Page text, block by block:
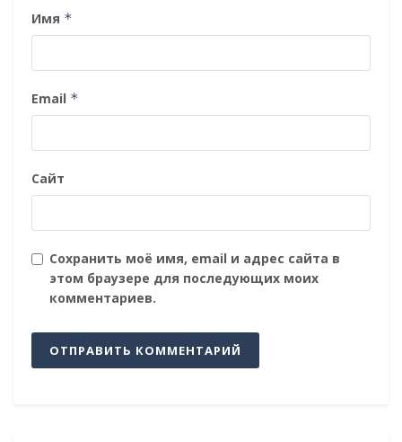
Имя *
Email *
Сайт
Сохранить моё имя, email и адрес сайта в
этом браузере для последующих моих
комментариев.